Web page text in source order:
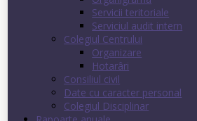
Servicii teritoriale
Serviciul audit intern
Colegiul Centrului
Organizare
Hotarâri
Consiliul civil
Date cu caracter personal
Colegiul Disciplinar